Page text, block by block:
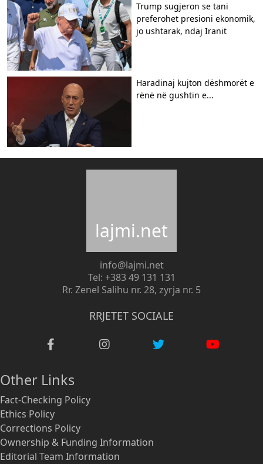
Trump sugjeron se tani
preferohet presioni ekonomik,
jo ushtarak, ndaj Iranit
Haradinaj kujton dëshmorët e
rënë në gushtin e...
lajmi.net
info@lajmi.net
Tel: +383 49 131 131
Rr. Zenel Salihu nr. 28, zyrja nr. 5
RRJETET SOCIALE
Other Links
Fact-Checking Policy
Ethics Policy
Corrections Policy
Ownership & Funding Information
Editorial Team Information